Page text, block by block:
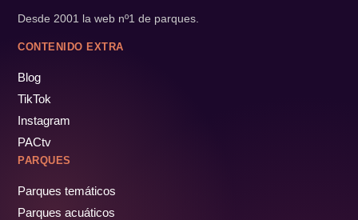
Desde 2001 la web nº1 de parques.
CONTENIDO EXTRA
Blog
TikTok
Instagram
PACtv
PARQUES
Parques temáticos
Parques acuáticos